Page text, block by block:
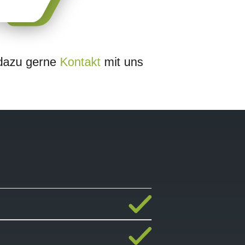
gerne Kontakt mit uns